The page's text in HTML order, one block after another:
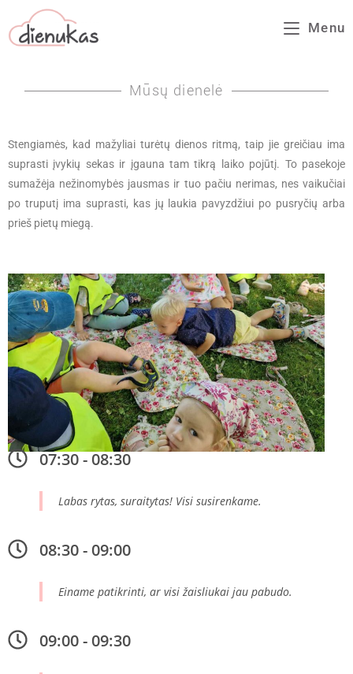
Menu
Mūsų dienelė
Stengiamės, kad mažyliai turėtų dienos ritmą, taip jie greičiau ima
suprasti įvykių sekas ir įgauna tam tikrą laiko pojūtį. To pasekoje
sumažėja nežinomybės jausmas ir tuo pačiu nerimas, nes vaikučiai
po truputį ima suprasti, kas jų laukia pavyzdžiui po pusryčių arba
prieš pietų miegą.
07:30 - 08:30
Labas rytas, suraitytas! Visi susirenkame.
08:30 - 09:00
Einame patikrinti, ar visi žaisliukai jau pabudo.
09:00 - 09:30